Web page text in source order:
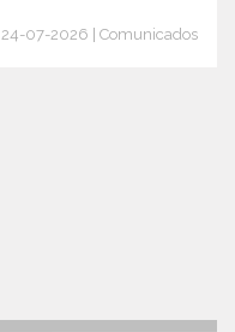
24-07-2026 | Comunicados